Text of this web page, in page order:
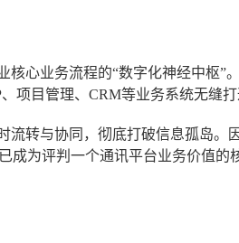
心业务流程的“数字化神经中枢”
项目管理、CRM等业务系统无缝打
流转与协同，彻底打破信息孤岛。
成为评判一个通讯平台业务价值的